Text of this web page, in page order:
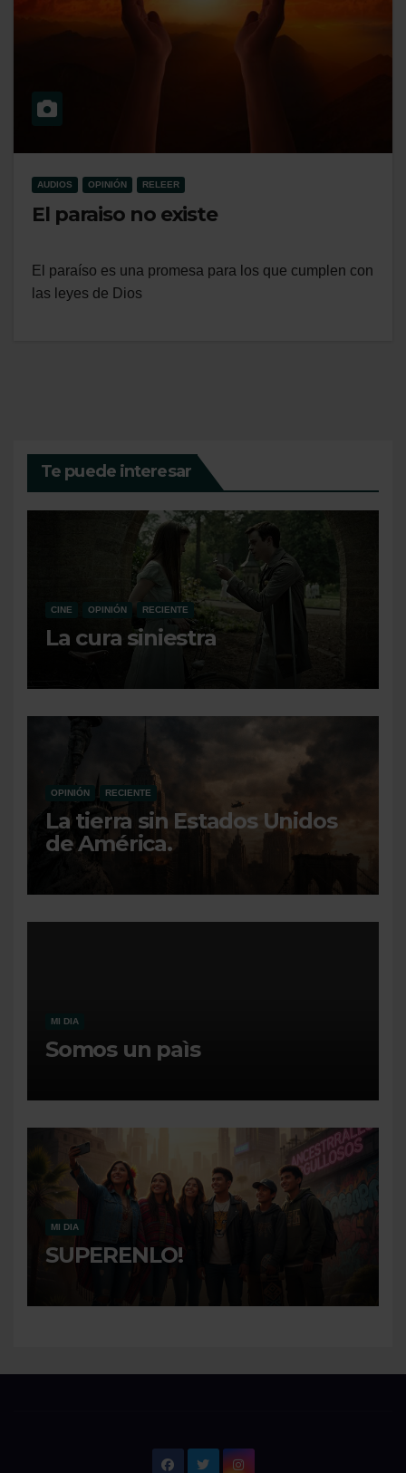
AUDIOS OPINIÓN RELEER
El paraiso no existe
El paraíso es una promesa para los que cumplen con
las leyes de Dios
Te puede interesar
CINE OPINIÓN RECIENTE
La cura siniestra
OPINIÓN RECIENTE
La tierra sin Estados Unidos
de América.
MI DIA
Somos un paìs
MI DIA
SUPERENLO!